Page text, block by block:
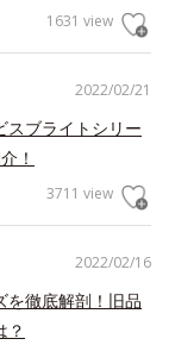
1631 view
2022/02/21
スブライトシリー
！
3711 view
2022/02/16
を徹底解剖！旧品
？